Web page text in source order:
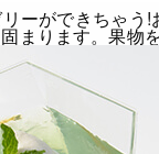
ーができちゃう!
まります。果物